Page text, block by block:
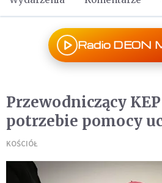
Radio DEON
Przewodniczący
potrzebie pomocy
KOŚCIÓŁ